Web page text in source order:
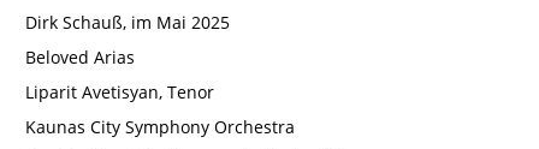
Dirk Schauß, im Mai 2025
Beloved Arias
Liparit Avetisyan, Tenor
Kaunas City Symphony Orchestra